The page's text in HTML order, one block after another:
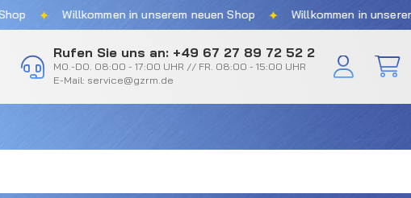
✦ Willkommen in unserem neuen Shop ✦ Willkommen in unserem
Rufen Sie uns an: +49 67 27 89 72 52 2
MO.-DO. 08:00 - 17:00 UHR // FR. 08:00 - 15:00 UHR
E-Mail: service@gzrm.de